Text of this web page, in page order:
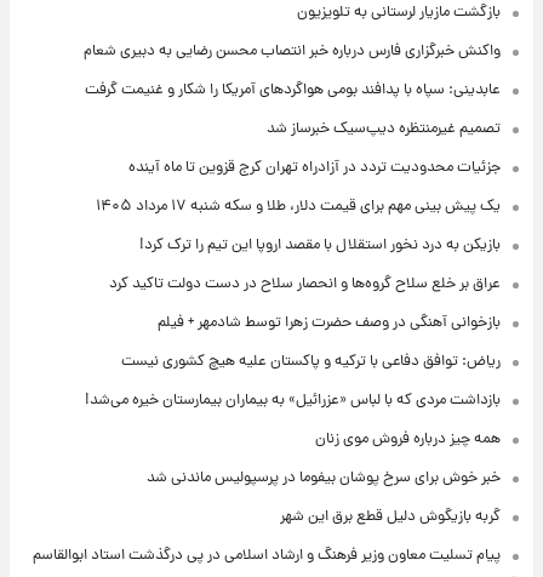
بازگشت مازیار لرستانی به تلویزیون
واکنش خبرگزاری فارس درباره خبر انتصاب محسن رضایی به دبیری شعام
عابدینی: سپاه با پدافند بومی هواگردهای آمریکا را شکار و غنیمت گرفت
تصمیم غیرمنتظره دیپ‌سیک خبرساز شد
جزئیات محدودیت تردد در آزادراه تهران کرج قزوین تا ماه آینده
یک پیش ‌بینی مهم برای قیمت دلار، طلا و سکه شنبه ۱۷ مرداد ۱۴۰۵
بازیکن به درد نخور استقلال با مقصد اروپا این تیم را ترک کرد!
عراق بر خلع سلاح گروه‌ها و انحصار سلاح در دست دولت تاکید کرد
بازخوانی آهنگی در وصف حضرت زهرا توسط شادمهر + فیلم
ریاض: توافق دفاعی با ترکیه و پاکستان علیه هیچ کشوری نیست
بازداشت مردی که با لباس «عزرائیل» به بیماران بیمارستان خیره می‌شد!
همه چیز درباره فروش موی زنان
خبر خوش برای سرخ پوشان بیفوما در پرسپولیس ماندنی شد
گربه بازیگوش دلیل قطع برق این شهر
پیام تسلیت معاون وزیر فرهنگ و ارشاد اسلامی در پی درگذشت استاد ابوالقاسم